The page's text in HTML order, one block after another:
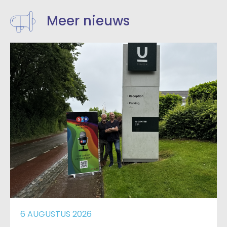
Meer nieuws
6 AUGUSTUS 2026